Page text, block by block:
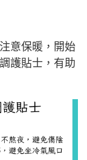
意保暖，開始
護貼士，有助